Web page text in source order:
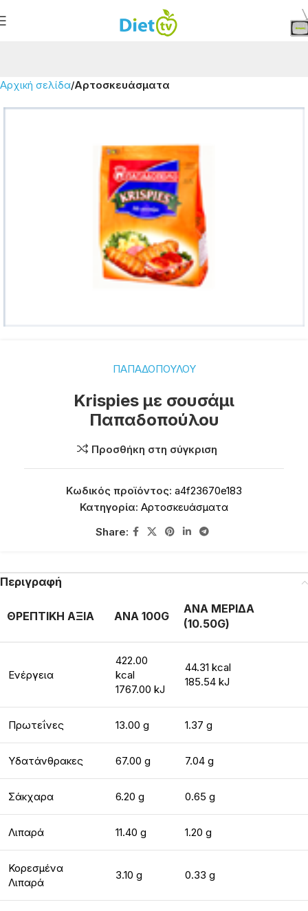
Αρχική σελίδα Αρτοσκευάσματα
ΠΑΠΑΔΟΠΟΥΛΟΥ
Krispies με σουσάμι
Παπαδοπούλου
Προσθήκη στη σύγκριση
Κωδικός προϊόντος: a4f23670e183
Κατηγορία: Αρτοσκευάσματα
Share:
Περιγραφή
ΘΡΕΠΤΙΚΗ ΑΞΙΑ ΑΝΑ 100G
ΑΝΑ ΜΕΡΙΔΑ
(10.50G)
Ενέργεια
422.00
kcal
1767.00 kJ
44.31 kcal
185.54 kJ
Πρωτεΐνες 13.00 g 1.37 g
Υδατάνθρακες 67.00 g 7.04 g
Σάκχαρα 6.20 g 0.65 g
Λιπαρά 11.40 g 1.20 g
Κορεσμένα
Λιπαρά
3.10 g 0.33 g